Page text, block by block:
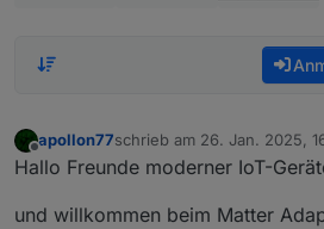
Offline
apollon77schrieb am 26. Jan. 2025,
zuletzt editiert von
Hallo Freunde moderner IoT-
und willkommen beim Matter